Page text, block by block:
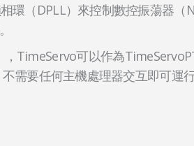
環（DPLL）來控制數控振蕩器（
TimeServo可以作為
需要任何主機處理器交互即可運